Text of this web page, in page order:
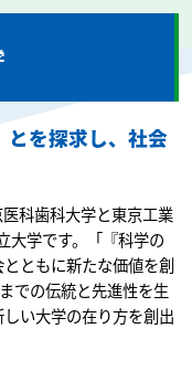
とを探求し、社会
科歯科大学と東京工業
大学です。「『科学の
ともに新たな価値を創
での伝統と先進性を生
い大学の在り方を創出